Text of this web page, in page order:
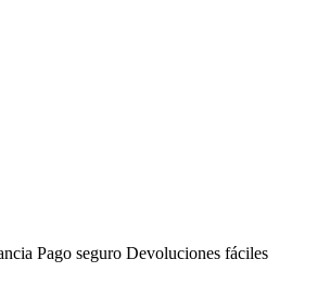
Pago seguro Devoluciones fáciles